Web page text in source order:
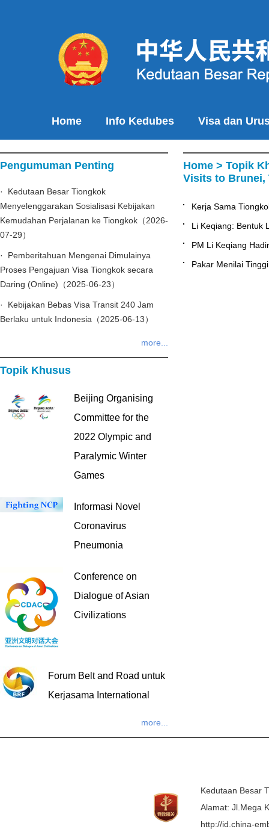
Home Info Kedubes Visa dan
Pengumuman Penting
· Kedutaan Besar Tiongkok
Menyelenggarakan Sosialisasi Kebijakan
Kemudahan Perjalanan ke Tiongkok（2026-
07-29）
· Pemberitahuan Mengenai Dimulainya
Proses Pengajuan Visa Tiongkok secara
Daring (Online)（2025-06-23）
· Kebijakan Bebas Visa Transit 240 Jam
Berlaku untuk Indonesia（2025-06-13）
more...
Topik Khusus
Beijing Organising
Committee for the
2022 Olympic and
Paralymic Winter
Games
Informasi Novel
Coronavirus
Pneumonia
Conference on
Dialogue of Asian
Civilizations
Forum Belt and Road untuk
Kerjasama International
more...
Home > Topik
Visits to Brunei,
Kerja Sama
Li Keqiang: Bentuk
PM Li Keqiang
Pakar Menilai
Kedutaan Besar
Alamat: Jl.Mega
http://id.china-